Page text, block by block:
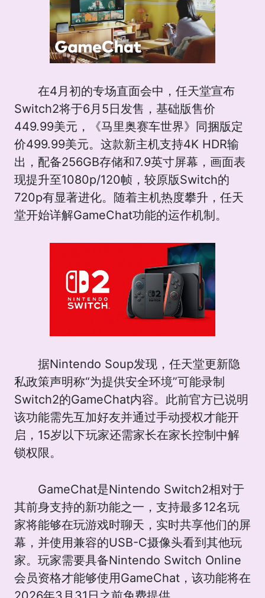
在4月初的专场直面会中，任天堂宣布
Switch2将于6月5日发售，基础版售价
449.99美元，《马里奥赛车世界》同捆版定
价499.99美元。这款新主机支持4K HDR输
出，配备256GB存储和7.9英寸屏幕，画面表
现提升至1080p/120帧，较原版Switch的
720p有显著进化。随着主机热度攀升，任天
堂开始详解GameChat功能的运作机制。
据Nintendo Soup发现，任天堂更新隐
私政策声明称“为提供安全环境”可能录制
Switch2的GameChat内容。此前官方已说明
该功能需先互加好友并通过手动授权才能开
启，15岁以下玩家还需家长在家长控制中解
锁权限。
GameChat是Nintendo Switch2相对于
其前身支持的新功能之一，支持最多12名玩
家将能够在玩游戏时聊天，实时共享他们的屏
幕，并使用兼容的USB-C摄像头看到其他玩
家。玩家需要具备Nintendo Switch Online
会员资格才能够使用GameChat，该功能将在